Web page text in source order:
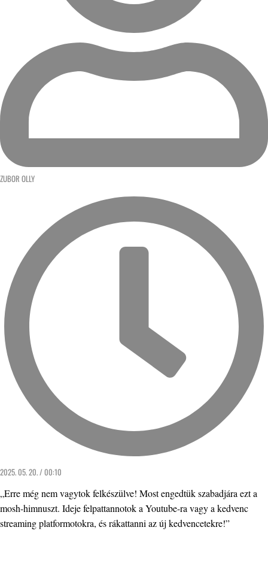
ZUBOR OLLY
2025. 05. 20. / 00:10
„Erre még nem vagytok felkészülve! Most engedtük szabadjára ezt a
mosh-himnuszt. Ideje felpattannotok a Youtube-ra vagy a kedvenc
streaming platformotokra, és rákattanni az új kedvencetekre!”